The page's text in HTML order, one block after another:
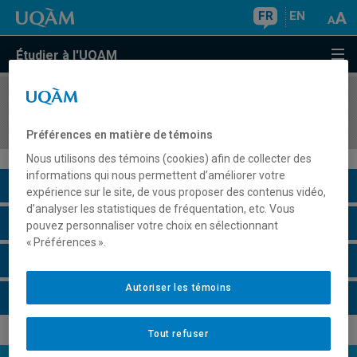
FR EN
Étudier à l'UQAM
COURS//
Description du cours
Horaire - Été 2026
Préférences en matière de témoins
Nous utilisons des témoins (cookies) afin de collecter des
informations qui nous permettent d’améliorer votre
expérience sur le site, de vous proposer des contenus vidéo,
d’analyser les statistiques de fréquentation, etc. Vous
pouvez personnaliser votre choix en sélectionnant
« Préférences ».
Tout refuser
Autoriser les témoins